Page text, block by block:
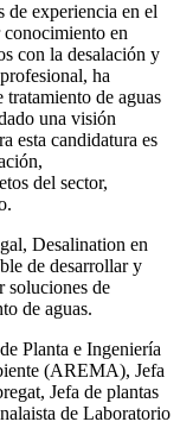
experiencia en el
en
con la desalación y
ha
tratamiento de aguas
una visión
esta candidatura es
del sector,
Desalination en
de desarrollar y
soluciones de
de aguas.
Planta e Ingeniería
(AREMA), Jefa
Jefa de plantas
de Laboratorio